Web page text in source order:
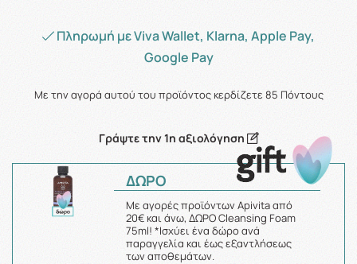
Πληρωμή με Viva Wallet, Klarna, Apple Pay,
Google Pay
Με την αγορά αυτού του προϊόντος κερδίζετε 85 Πόντους
Γράψτε την 1η αξιολόγηση
ΔΩΡΟ
Με αγορές προϊόντων Apivita από
20€ και άνω, ΔΩΡΟ Cleansing Foam
75ml! *Ισχύει ένα δώρο ανά
παραγγελία και έως εξαντλήσεως
των αποθεμάτων.